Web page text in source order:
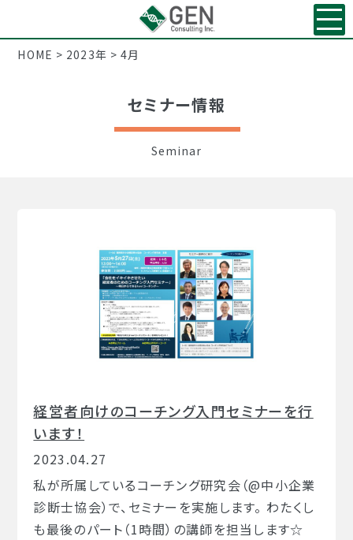
HOME > 2023年 >4月
セミナー情報
Seminar
経営者向けのコーチング入門セミナーを行
います！
2023.04.27
私が所属しているコーチング研究会（@中小企業
診断士協会）で、セミナーを実施します。 わたくし
も最後のパート（1時間）の講師を担当します☆